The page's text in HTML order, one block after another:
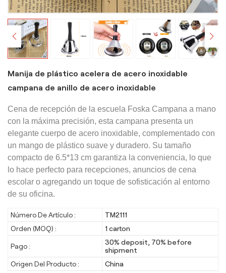
Manija de plástico acelera de acero inoxidable
campana de anillo de acero inoxidable
Cena de recepción de la escuela Foska Campana a mano
con la máxima precisión, esta campana presenta un
elegante cuerpo de acero inoxidable, complementado con
un mango de plástico suave y duradero. Su tamaño
compacto de 6.5*13 cm garantiza la conveniencia, lo que
lo hace perfecto para recepciones, anuncios de cena
escolar o agregando un toque de sofisticación al entorno
de su oficina.
Número De Artículo :
TM2111
Orden (MOQ) :
1 carton
Pago :
30% deposit, 70% before
shipment
Origen Del Producto :
China